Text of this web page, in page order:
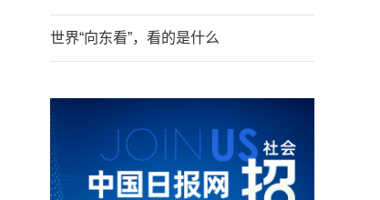
世界“向东看”，看的是什么